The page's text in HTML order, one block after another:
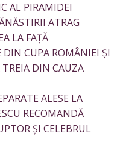
AL PIRAMIDEI
ATRAG
LA FAȚĂ
CUPA ROMÂNIEI ȘI
DIN CAUZA
ALESE LA
RECOMANDĂ
ȘI CELEBRUL